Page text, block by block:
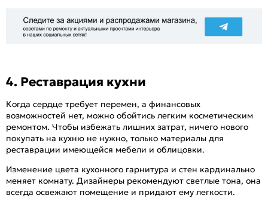
4. Реставрация кухни
Когда сердце требует перемен, а финансовых
возможностей нет, можно обойтись легким косметическим
ремонтом. Чтобы избежать лишних затрат, ничего нового
покупать на кухню не нужно, только материалы для
реставрации имеющейся мебели и облицовки.
Изменение цвета кухонного гарнитура и стен кардинально
меняет комнату. Дизайнеры рекомендуют светлые тона, она
всегда освежают помещение и придают ему легкости.